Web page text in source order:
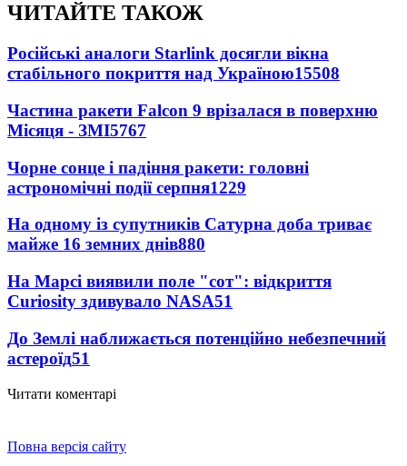
ЧИТАЙТЕ ТАКОЖ
Російські аналоги Starlink досягли вікна
стабільного покриття над Україною15508
Частина ракети Falcon 9 врізалася в поверхню
Місяця - ЗМІ5767
Чорне сонце і падіння ракети: головні
астрономічні події серпня1229
На одному із супутників Сатурна доба триває
майже 16 земних днів880
На Марсі виявили поле "сот": відкриття
Curiosity здивувало NASA51
До Землі наближається потенційно небезпечний
астероїд51
Читати коментарі
Повна версія сайту